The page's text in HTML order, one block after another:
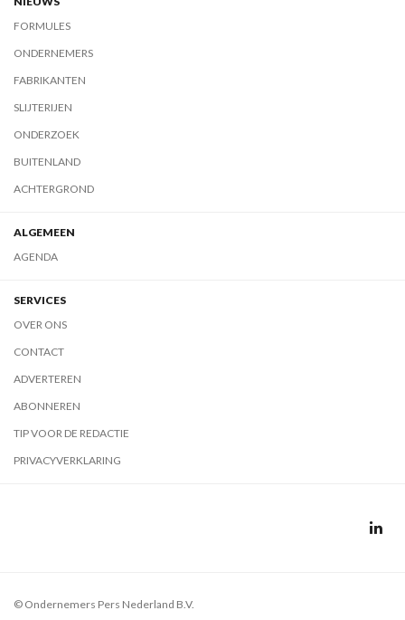
FORMULES
ONDERNEMERS
FABRIKANTEN
SLIJTERIJEN
ONDERZOEK
BUITENLAND
ACHTERGROND
ALGEMEEN
AGENDA
SERVICES
OVER ONS
CONTACT
ADVERTEREN
ABONNEREN
TIP VOOR DE REDACTIE
PRIVACYVERKLARING
© Ondernemers Pers Nederland B.V.